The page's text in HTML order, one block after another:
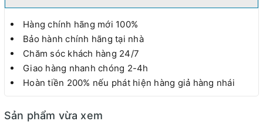
Hàng chính hãng mới 100%
Bảo hành chính hãng tại nhà
Chăm sóc khách hàng 24/7
Giao hàng nhanh chóng 2-4h
Hoàn tiền 200% nếu phát hiện hàng giả hàng nhái
Sản phẩm vừa xem